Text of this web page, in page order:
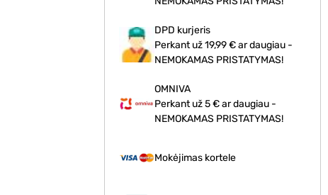
DPD kurjeris
Perkant už 19,99 € ar daugiau -
NEMOKAMAS PRISTATYMAS!
OMNIVA
Perkant už 5 € ar daugiau -
NEMOKAMAS PRISTATYMAS!
Mokėjimas kortele